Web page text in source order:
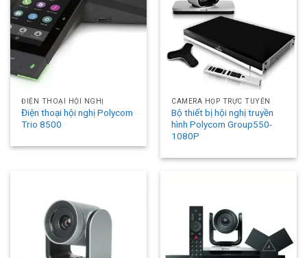
ĐIỆN THOẠI HỘI NGHỊ
Điện thoại hội nghị Polycom
Trio 8500
CAMERA HỌP TRỰC TUYẾN
Bộ thiết bị hội nghị truyền
hình Polycom Group550-
1080P